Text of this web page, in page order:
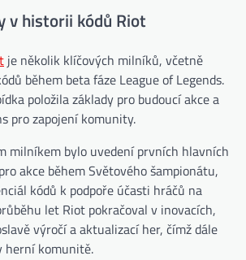
v historii kódů Riot
je několik klíčových milníků, včetně
během beta fáze League of Legends.
položila základy pro budoucí akce a
pro zapojení komunity.
milníkem bylo uvedení prvních hlavních
akce během Světového šampionátu,
kódů k podpoře účasti hráčů na
let Riot pokračoval v inovacích,
výročí a aktualizací her, čímž dále
herní komunitě.